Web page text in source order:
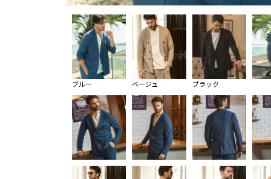
ブルー ベージュ ブラック